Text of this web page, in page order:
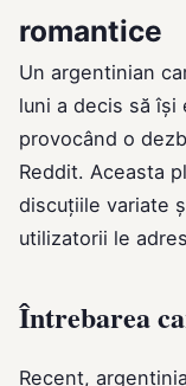
romantice
Un argentinian
luni a decis să își
provocând o
Reddit. Aceasta
discuțiile variate
utilizatorii le
Întrebarea
Recent,